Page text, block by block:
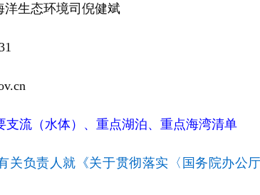
生态环境司倪健斌
支流（水体）、重点湖泊、重点海湾清单
关负责人就《关于贯彻落实〈国务院办公